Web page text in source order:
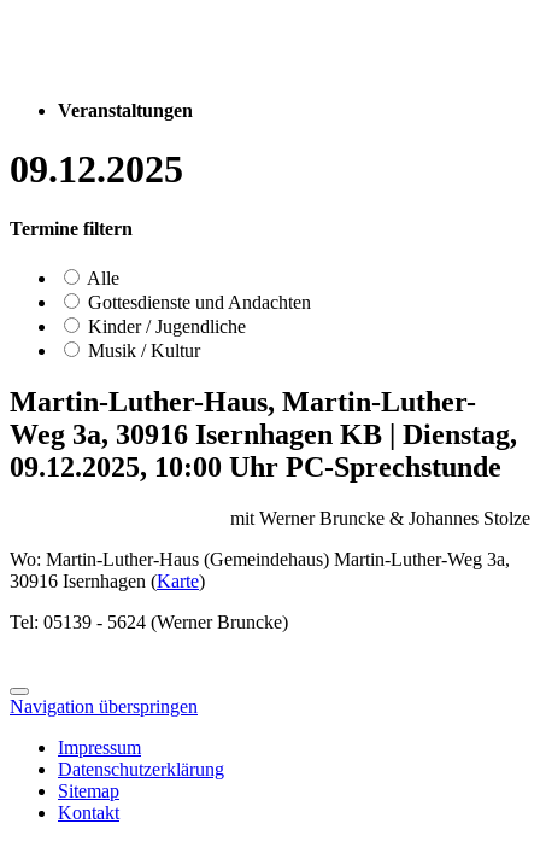
Veranstaltungen
09.12.2025
Termine filtern
Alle
Gottesdienste und Andachten
Kinder / Jugendliche
Musik / Kultur
Martin-Luther-Haus, Martin-Luther-
Weg 3a, 30916 Isernhagen KB | Dienstag,
09.12.2025, 10:00 Uhr PC-Sprechstunde
mit Werner Bruncke & Johannes Stolze
Wo: Martin-Luther-Haus (Gemeindehaus) Martin-Luther-Weg 3a,
30916 Isernhagen (Karte)
Tel: 05139 - 5624 (Werner Bruncke)
Navigation überspringen
Impressum
Datenschutzerklärung
Sitemap
Kontakt